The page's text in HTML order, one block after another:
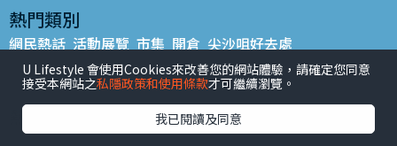
熱門類別
網民熱話 活動展覽 市集 開倉 尖沙咀好去處
銅鑼灣好去處 元朗好去處 荃灣好去處 旺角好去處 社會
餐廳情報 戶外郊遊
熱門標籤
#UGO搵好去處 #人氣活動推介 #美食社群熱話
U Lifestyle 會使用Cookies來改善您的網站體驗，請確定您同意
接受本網站之私隱政策和使用條款才可繼續瀏覽。
我已閱讀及同意